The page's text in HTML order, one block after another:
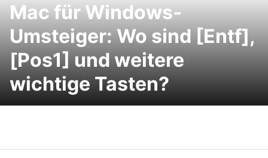
Mac für Windows-
Umsteiger: Wo sind [Entf],
[Pos1] und weitere
wichtige Tasten?